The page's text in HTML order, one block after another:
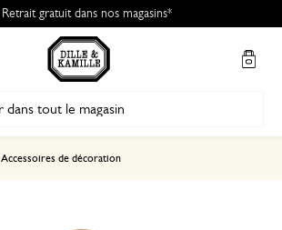
Retrait gratuit dans nos magasins*
Accessoires de décoration